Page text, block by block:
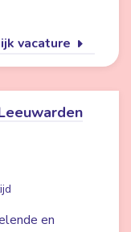
vacature
en